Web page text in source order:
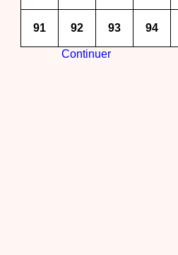
91 92 93 94
Continuer